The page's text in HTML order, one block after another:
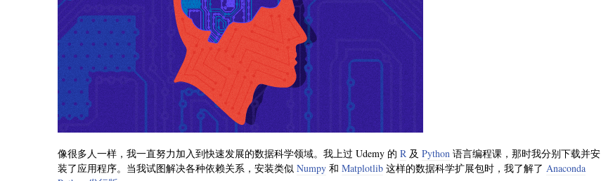
像很多人一样，我一直努力加入到快速发展的数据科学领域。我上过 Udemy 的 R 及 Python 语言编程课，那时我分别下载并安
装了应用程序。当我试图解决各种依赖关系，安装类似 Numpy 和 Matplotlib 这样的数据科学扩展包时，我了解了 Anaconda